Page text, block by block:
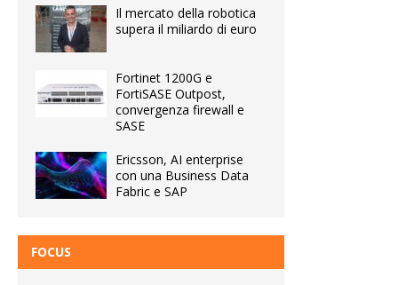
Il mercato della robotica
supera il miliardo di euro
Fortinet 1200G e
FortiSASE Outpost,
convergenza firewall e
SASE
Ericsson, AI enterprise
con una Business Data
Fabric e SAP
FOCUS